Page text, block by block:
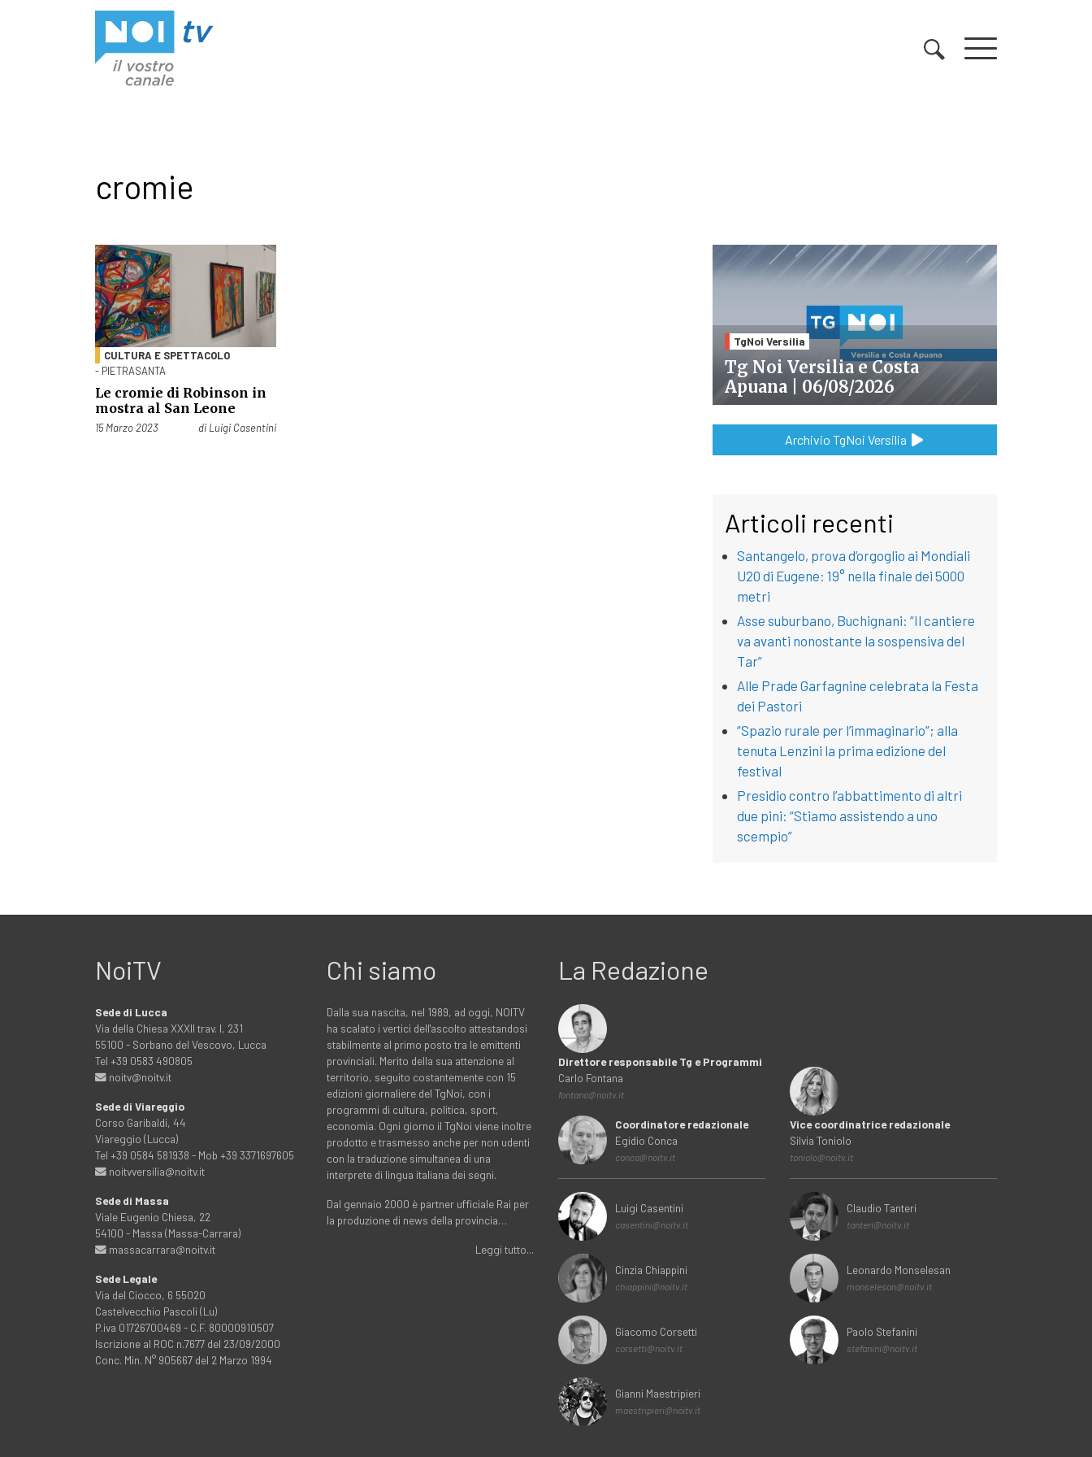
cromie
CULTURA E SPETTACOLO
- PIETRASANTA
Le cromie di Robinson in
mostra al San Leone
Pubblicato il
15 Marzo 2023 di Luigi Casentini
TgNoi Versilia
Tg Noi Versilia e Costa
Apuana | 06/08/2026
Archivio TgNoi Versilia
Articoli recenti
Santangelo, prova d’orgoglio ai Mondiali
U20 di Eugene: 19° nella finale dei 5000
metri
Asse suburbano, Buchignani: “Il cantiere
va avanti nonostante la sospensiva del
Tar”
Alle Prade Garfagnine celebrata la Festa
dei Pastori
“Spazio rurale per l’immaginario”; alla
tenuta Lenzini la prima edizione del
festival
Presidio contro l’abbattimento di altri
due pini: “Stiamo assistendo a uno
scempio”
NoiTV
Sede di Lucca
Via della Chiesa XXXII trav. I, 231
55100 - Sorbano del Vescovo, Lucca
Tel +39 0583 490805
noitv@noitv.it
Sede di Viareggio
Corso Garibaldi, 44
Viareggio (Lucca)
Tel +39 0584 581938 - Mob +39 3371697605
noitvversilia@noitv.it
Sede di Massa
Viale Eugenio Chiesa, 22
54100 - Massa (Massa-Carrara)
massacarrara@noitv.it
Sede Legale
Via del Ciocco, 6 55020
Castelvecchio Pascoli (Lu)
P.iva 01726700469 - C.F. 80000910507
Iscrizione al ROC n.7677 del 23/09/2000
Conc. Min. N° 905667 del 2 Marzo 1994
Chi siamo
Dalla sua nascita, nel 1989, ad oggi, NOITV
ha scalato i vertici dell'ascolto attestandosi
stabilmente al primo posto tra le emittenti
provinciali. Merito della sua attenzione al
territorio, seguito costantemente con 15
edizioni giornaliere del TgNoi, con i
programmi di cultura, politica, sport,
economia. Ogni giorno il TgNoi viene inoltre
prodotto e trasmesso anche per non udenti
con la traduzione simultanea di una
interprete di lingua italiana dei segni.
Dal gennaio 2000 è partner ufficiale Rai per
la produzione di news della provincia…
Leggi tutto...
La Redazione
Direttore responsabile Tg e Programmi
Carlo Fontana
fontana@noitv.it
Coordinatore redazionale
Egidio Conca
conca@noitv.it
Luigi Casentini
casentini@noitv.it
Cinzia Chiappini
chiappini@noitv.it
Giacomo Corsetti
corsetti@noitv.it
Gianni Maestripieri
maestripieri@noitv.it
Vice coordinatrice redazionale
Silvia Toniolo
toniolo@noitv.it
Claudio Tanteri
tanteri@noitv.it
Leonardo Monselesan
monselesan@noitv.it
Paolo Stefanini
stefanini@noitv.it